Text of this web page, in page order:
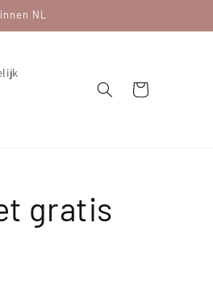
NL
Winkelwagen
gratis